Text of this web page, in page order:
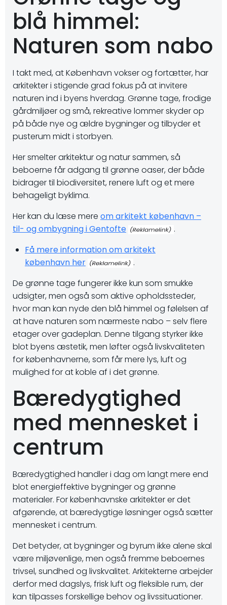
blå himmel:
Naturen som nabo
I takt med, at København vokser og fortætter, har
arkitekter i stigende grad fokus på at invitere
naturen ind i byens hverdag. Grønne tage, frodige
gårdmiljøer og små, rekreative lommer skyder op
på både nye og ældre bygninger og tilbyder et
pusterum midt i storbyen.
Her smelter arkitektur og natur sammen, så
beboerne får adgang til grønne oaser, der både
bidrager til biodiversitet, renere luft og et mere
behageligt byklima.
Her kan du læse mere om arkitekt københavn –
til- og ombygning i Gentofte
.
Få mere information om arkitekt
københavn her
.
De grønne tage fungerer ikke kun som smukke
udsigter, men også som aktive opholdssteder,
hvor man kan nyde den blå himmel og følelsen af
at have naturen som nærmeste nabo – selv flere
etager over gadeplan. Denne tilgang styrker ikke
blot byens æstetik, men løfter også livskvaliteten
for københavnerne, som får mere lys, luft og
mulighed for at koble af i det grønne.
Bæredygtighed
med mennesket i
centrum
Bæredygtighed handler i dag om langt mere end
blot energieffektive bygninger og grønne
materialer. For københavnske arkitekter er det
afgørende, at bæredygtige løsninger også sætter
mennesket i centrum.
Det betyder, at bygninger og byrum ikke alene skal
være miljøvenlige, men også fremme beboernes
trivsel, sundhed og livskvalitet. Arkitekterne arbejder
derfor med dagslys, frisk luft og fleksible rum, der
kan tilpasses forskellige behov og livssituationer.